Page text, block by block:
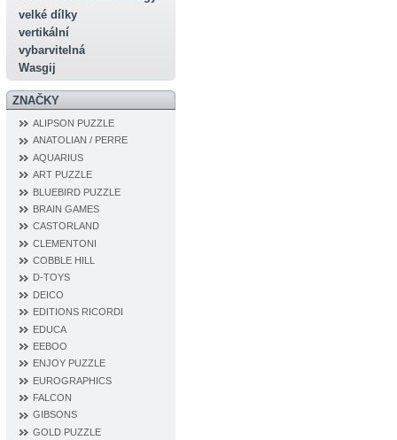
velké dílky
vertikální
vybarvitelná
Wasgij
ZNAČKY
ALIPSON PUZZLE
ANATOLIAN / PERRE
AQUARIUS
ART PUZZLE
BLUEBIRD PUZZLE
BRAIN GAMES
CASTORLAND
CLEMENTONI
COBBLE HILL
D‐TOYS
DEICO
EDITIONS RICORDI
EDUCA
EEBOO
ENJOY PUZZLE
EUROGRAPHICS
FALCON
GIBSONS
GOLD PUZZLE